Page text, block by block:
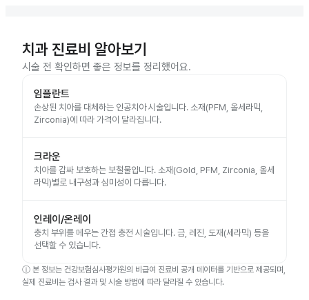
치과 진료비 알아보기
시술 전 확인하면 좋은 정보를 정리했어요.
임플란트
손상된 치아를 대체하는 인공치아 시술입니다. 소재(PFM, 올세라믹,
Zirconia)에 따라 가격이 달라집니다.
크라운
치아를 감싸 보호하는 보철물입니다. 소재(Gold, PFM, Zirconia, 올세
라믹)별로 내구성과 심미성이 다릅니다.
인레이/온레이
충치 부위를 메우는 간접 충전 시술입니다. 금, 레진, 도재(세라믹) 등을
선택할 수 있습니다.
ⓘ 본 정보는 건강보험심사평가원의 비급여 진료비 공개 데이터를 기반으로 제공되며,
실제 진료비는 검사 결과 및 시술 방법에 따라 달라질 수 있습니다.